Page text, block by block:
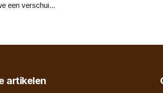
een verschui...
artikelen